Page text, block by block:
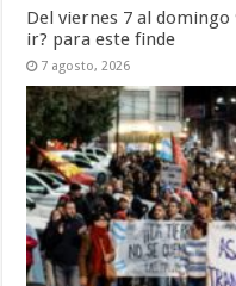
Del viernes 7 al domingo
ir? para este finde
7 agosto, 2026